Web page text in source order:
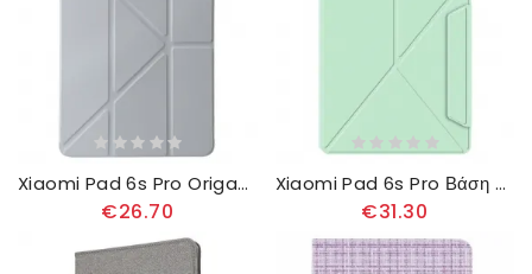
Xiaomi Pad 6s Pro Origami
€26.70
Xiaomi Pad 6s Pro Βάση Origami
€31.30